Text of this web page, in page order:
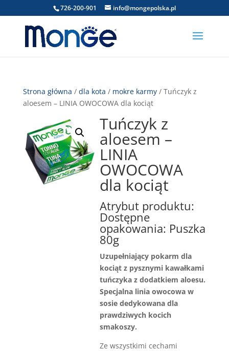
726-200-901 info@mongepolska.pl
Strona główna / dla kota / mokre karmy/ Tuńczyk z
aloesem – LINIA OWOCOWA dla kociąt
Tuńczyk z
aloesem –
LINIA
OWOCOWA
dla kociąt
Atrybut produktu:
Dostępne
opakowania: Puszka
80g
Uzupełniający pokarm dla
kociąt z pysznymi kawałkami
tuńczyka z dodatkiem aloesu.
Specjalna linia owocowa w
sosie dedykowana dla
prawdziwych kocich
smakoszy.
Ze wszystkimi cechami